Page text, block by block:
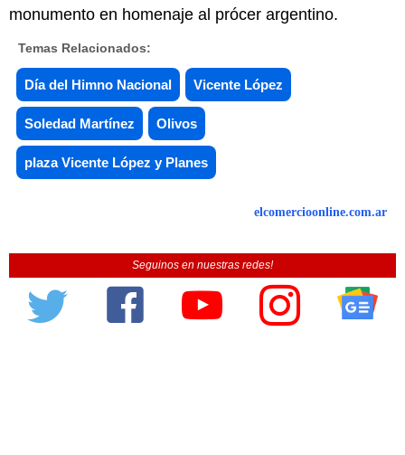
monumento en homenaje al prócer argentino.
Temas Relacionados:
Día del Himno Nacional Vicente López
Soledad Martínez Olivos
plaza Vicente López y Planes
elcomercioonline.com.ar
Seguinos en nuestras redes!